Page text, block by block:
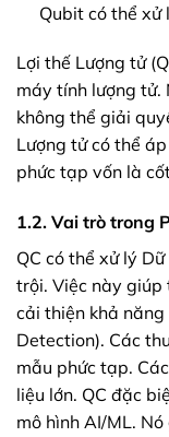
Qubit có thể
Lợi thế Lượng tử
máy tính lượng tử.
không thể giải
Lượng tử có thể
phức tạp vốn là
1.2. Vai trò trong
QC có thể xử lý
trội. Việc này giúp
cải thiện khả
Detection). Các
mẫu phức tạp.
liệu lớn. QC đặc
mô hình AI/ML.